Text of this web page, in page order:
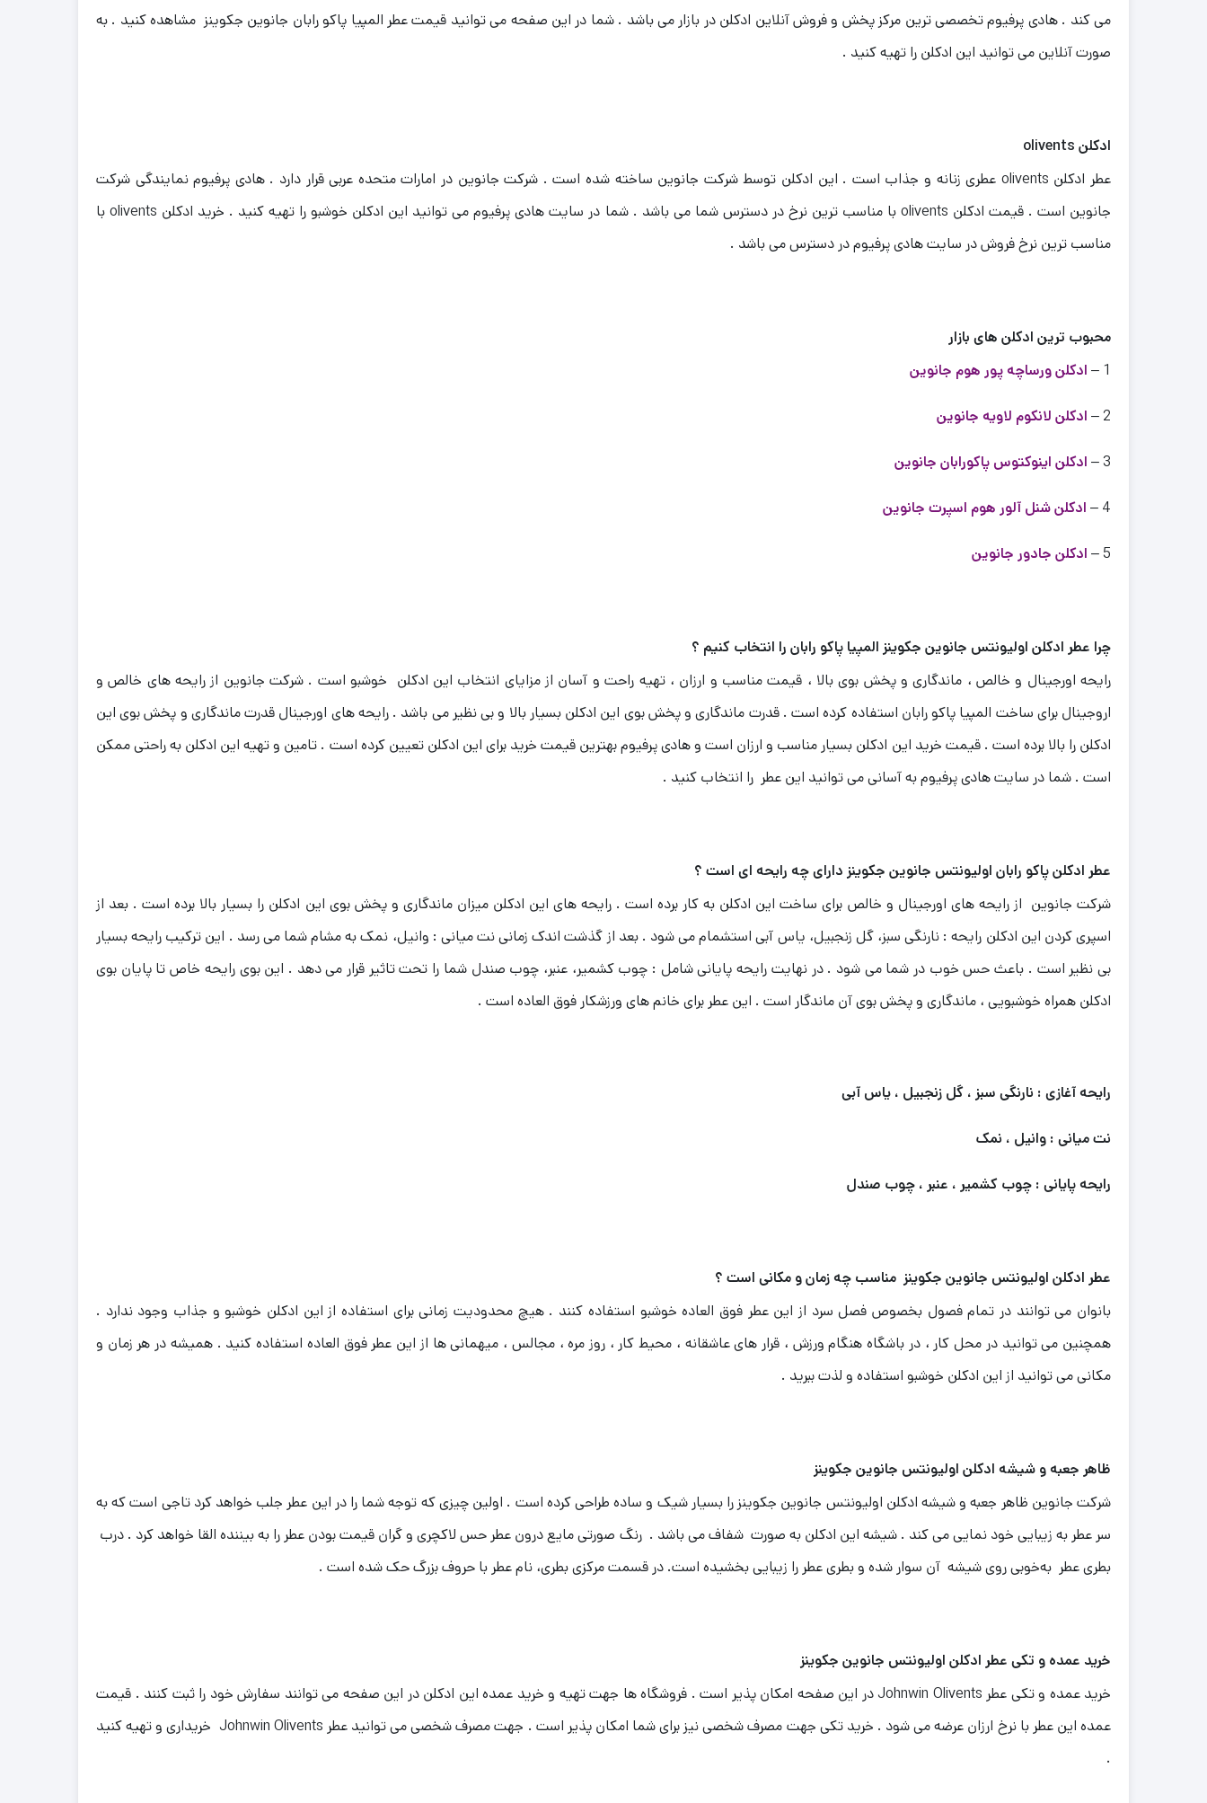
می کند . هادی پرفیوم تخصصی ترین مرکز پخش و فروش آنلاین ادکلن در بازار می باشد . شما در این صفحه می توانید قیمت عطر المپیا پاکو رابان جانوین جکوینز مشاهده کنید . به
صورت آنلاین می توانید این ادکلن را تهیه کنید .
ادکلن olivents
عطر ادکلن olivents عطری زنانه و جذاب است . این ادکلن توسط شرکت جانوین ساخته شده است . شرکت جانوین در امارات متحده عربی قرار دارد . هادی پرفیوم نمایندگی شرکت
جانوین است . قیمت ادکلن olivents با مناسب ترین نرخ در دسترس شما می باشد . شما در سایت هادی پرفیوم می توانید این ادکلن خوشبو را تهیه کنید . خرید ادکلن olivents با
مناسب ترین نرخ فروش در سایت هادی پرفیوم در دسترس می باشد .
محبوب ترین ادکلن های بازار
1 –
ادکلن ورساچه پور هوم جانوین
2 – ادکلن لانکوم لاویه جانوین
3 – ادکلن اینوکتوس پاکورابان جانوین
4 – ادکلن شنل آلور هوم اسپرت جانوین
5 – ادکلن جادور جانوین
چرا عطر ادکلن اولیونتس جانوین جکوینز المپیا پاکو رابان را انتخاب کنیم ؟
رایحه اورجینال و خالص ، ماندگاری و پخش بوی بالا ، قیمت مناسب و ارزان ، تهیه راحت و آسان از مزایای انتخاب این ادکلن خوشبو است . شرکت جانوین از رایحه های خالص و
اروجینال برای ساخت المپیا پاکو رابان استفاده کرده است . قدرت ماندگاری و پخش بوی این ادکلن بسیار بالا و بی نظیر می باشد . رایحه های اورجینال قدرت ماندگاری و پخش بوی این
ادکلن را بالا برده است . قیمت خرید این ادکلن بسیار مناسب و ارزان است و هادی پرفیوم بهترین قیمت خرید برای این ادکلن تعیین کرده است . تامین و تهیه این ادکلن به راحتی ممکن
است . شما در سایت هادی پرفیوم به آسانی می توانید این عطر را انتخاب کنید .
عطر ادکلن پاکو رابان اولیونتس جانوین جکوینز دارای چه رایحه ای است ؟
شرکت جانوین از رایحه های اورجینال و خالص برای ساخت این ادکلن به کار برده است . رایحه های این ادکلن میزان ماندگاری و پخش بوی این ادکلن را بسیار بالا برده است . بعد از
اسپری کردن این ادکلن رایحه : نارنگی سبز، گل زنجبیل، یاس آبی استشمام می شود . بعد از گذشت اندک زمانی نت میانی : وانیل، نمک به مشام شما می رسد . این ترکیب رایحه بسیار
بی نظیر است . باعث حس خوب در شما می شود . در نهایت رایحه پایانی شامل : چوب کشمیر، عنبر، چوب صندل شما را تحت تاثیر قرار می دهد . این بوی رایحه خاص تا پایان بوی
ادکلن همراه خوشبویی ، ماندگاری و پخش بوی آن ماندگار است . این عطر برای خانم های ورزشکار فوق العاده است .
رایحه آغازی : نارنگی سبز ، گل زنجبیل ، یاس آبی
نت میانی : وانیل ، نمک
رایحه پایانی : چوب کشمیر ، عنبر ، چوب صندل
عطر ادکلن اولیونتس جانوین جکوینز مناسب چه زمان و مکانی است ؟
بانوان می توانند در تمام فصول بخصوص فصل سرد از این عطر فوق العاده خوشبو استفاده کنند . هیچ محدودیت زمانی برای استفاده از این ادکلن خوشبو و جذاب وجود ندارد .
همچنین می توانید در محل کار ، در باشگاه هنگام ورزش ، قرار های عاشقانه ، محیط کار ، روز مره ، مجالس ، میهمانی ها از این عطر فوق العاده استفاده کنید . همیشه در هر زمان و
مکانی می توانید از این ادکلن خوشبو استفاده و لذت ببرید .
ظاهر جعبه و شیشه ادکلن اولیونتس جانوین جکوینز
شرکت جانوین ظاهر جعبه و شیشه ادکلن اولیونتس جانوین جکوینز را بسیار شیک و ساده طراحی کرده است . اولین چیزی که توجه شما را در این عطر جلب خواهد کرد تاجی است که به
سر عطر به زیبایی خود نمایی می کند .شیشه این ادکلن به صورت شفاف می باشد . رنگ صورتی مایع درون عطر حس لاکچری و گران قیمت بودن عطر را به بیننده القا خواهد کرد . درب
بطری عطر به‌خوبی روی شیشه آن سوار شده و بطری عطر را زیبایی بخشیده است. در قسمت مرکزی بطری، نام عطر با حروف بزرگ حک شده است .
خرید عمده و تکی عطر ادکلن اولیونتس جانوین جکوینز
خرید عمده و تکی عطر Johnwin Olivents در این صفحه امکان پذیر است . فروشگاه ها جهت تهیه و خرید عمده این ادکلن در این صفحه می توانند سفارش خود را ثبت کنند . قیمت
عمده این عطر با نرخ ارزان عرضه می شود . خرید تکی جهت مصرف شخصی نیز برای شما امکان پذیر است . جهت مصرف شخصی می توانید عطر Johnwin Olivents خریداری و تهیه کنید
.